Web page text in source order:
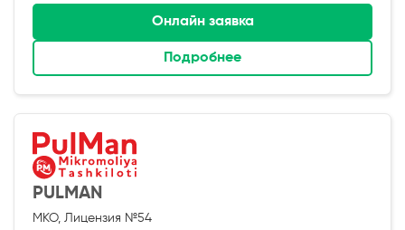
Онлайн заявка
Подробнее
PULMAN
МКО, Лицензия №54